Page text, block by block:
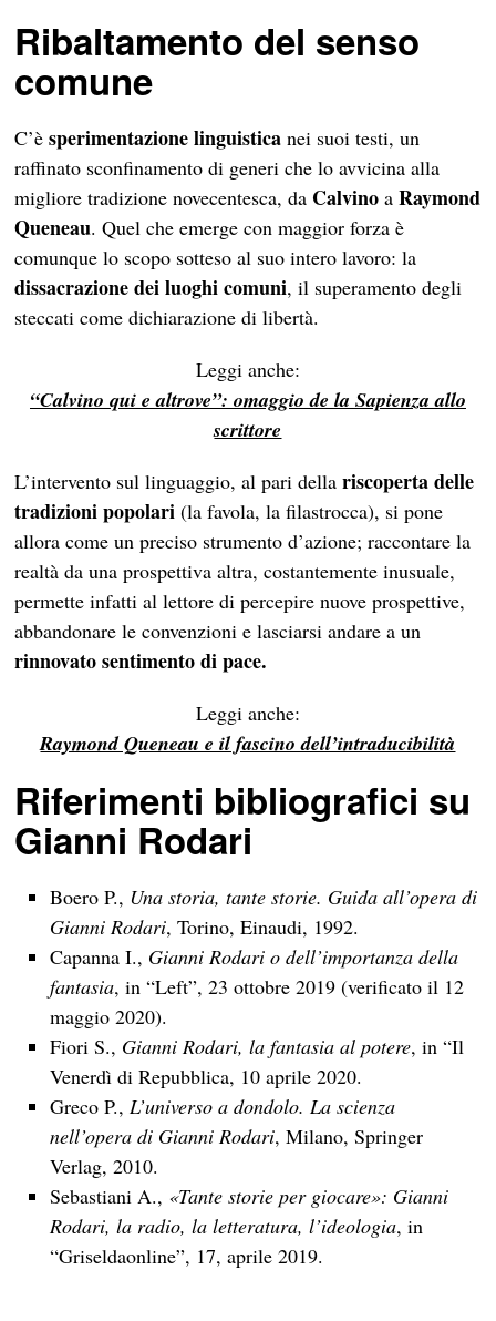
Ribaltamento del senso
comune
C’èsperimentazione linguistica nei suoi testi, un
raffinato sconfinamento di generi che lo avvicina alla
migliore tradizione novecentesca, da Calvino aRaymond
Queneau. Quel che emerge con maggior forza è
comunque lo scopo sotteso al suo intero lavoro: la
dissacrazione dei luoghi comuni, il superamento degli
steccati come dichiarazione di libertà.
Leggi anche:
“Calvino qui e altrove”: omaggio de la Sapienza allo
scrittore
L’intervento sul linguaggio, al pari dellariscoperta delle
tradizioni popolari(la favola, la filastrocca), si pone
allora come un preciso strumento d’azione; raccontare la
realtà da una prospettiva altra, costantemente inusuale,
permette infatti al lettore di percepire nuove prospettive,
abbandonare le convenzioni e lasciarsi andare a un
rinnovato sentimento di pace.
Leggi anche:
Raymond Queneau e il fascino dell’intraducibilità
Riferimenti bibliografici su
Gianni Rodari
Boero P., Una storia, tante storie. Guida all’opera di
Gianni Rodari, Torino, Einaudi, 1992.
Capanna I., Gianni Rodari o dell’importanza della
fantasia, in “Left”, 23 ottobre 2019 (verificato il 12
maggio 2020).
Fiori S., Gianni Rodari, la fantasia al potere, in “Il
Venerdì di Repubblica, 10 aprile 2020.
Greco P., L’universo a dondolo. La scienza
nell’opera di Gianni Rodari, Milano, Springer
Verlag, 2010.
Sebastiani A., «Tante storie per giocare»: Gianni
Rodari, la radio, la letteratura, l’ideologia, in
“Griseldaonline”, 17, aprile 2019.